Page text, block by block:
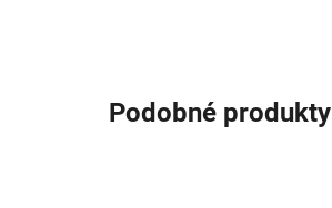
Podobné produkty